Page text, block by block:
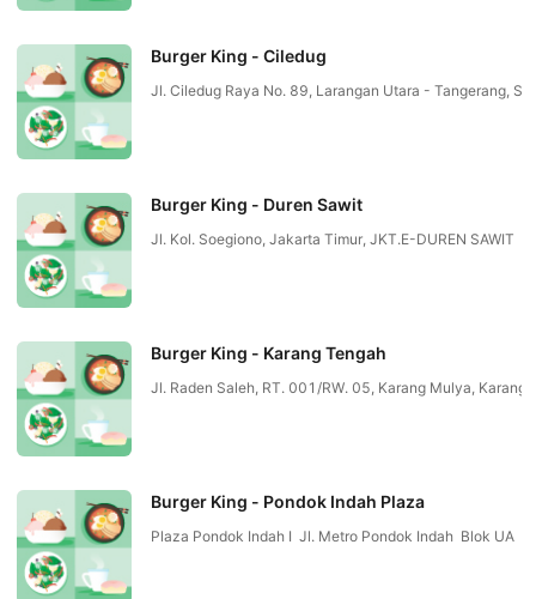
Burger King - Ciledug
Jl. Ciledug Raya No. 89, Larangan Utara - Tangerang,
Burger King - Duren Sawit
Jl. Kol. Soegiono, Jakarta Timur, JKT.E-DUREN SAWIT
Burger King - Karang Tengah
Jl. Raden Saleh, RT. 001/RW. 05, Karang Mulya,
Burger King - Pondok Indah Plaza
Plaza Pondok Indah I Jl. Metro Pondok Indah Blok UA